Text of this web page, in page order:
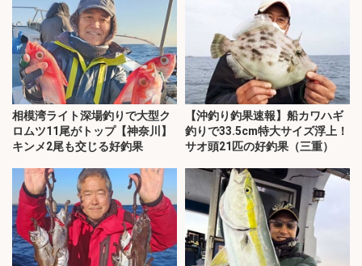
相模湾ライト深場釣りで大型ク
ロムツ11尾がトップ【神奈川】
キンメ2尾も交じる好釣果
【沖釣り釣果速報】船カワハギ
釣りで33.5cm特大サイズ浮上！
サオ頭21匹の好釣果（三重）